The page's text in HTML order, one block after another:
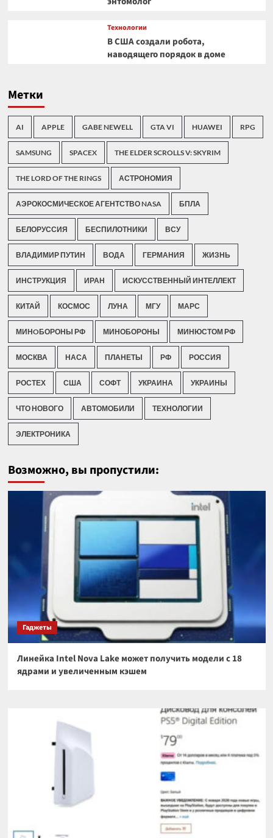
Технологии
В США создали робота,
наводящего порядок в доме
Метки
AI APPLE GABE NEWELL GTA VI HUAWEI RPG
SAMSUNG SPACEX THE ELDER SCROLLS V: SKYRIM
THE LORD OF THE RINGS АСТРОНОМИЯ
АЭРОКОСМИЧЕСКОЕ АГЕНТСТВО NASA БПЛА
БЕЛОРУССИЯ БЕСПИЛОТНИКИ ВСУ
ВЛАДИМИР ПУТИН ВОДА ГЕРМАНИЯ ЖИЗНЬ
ИНСТРУКЦИЯ ИРАН ИСКУССТВЕННЫЙ ИНТЕЛЛЕКТ
КИТАЙ КОСМОС ЛУНА МГУ МАРС
МИНOБОРОНЫ РФ МИНОБОРОНЫ МИНЮСТОМ РФ
МОСКВА НАСА ПЛАНЕТЫ РФ РОССИЯ
РОСТЕХ США СОФТ УКРАИНА УКРАИНЫ
ЧТО НОВОГО АВТОМОБИЛИ ТЕХНОЛОГИИ
ЭЛЕКТРОНИКА
Возможно, вы пропустили:
Гаджеты
Линейка Intel Nova Lake может получить модели с 18
ядрами и увеличенным кэшем